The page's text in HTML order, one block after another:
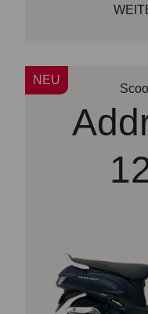
NEU